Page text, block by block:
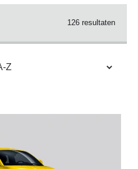
126 resultaten